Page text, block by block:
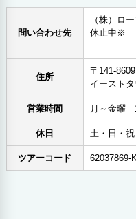
問い合わせ先
（株）ロ
休止中※
住所
〒141-
イースト
営業時間 月～金曜
休日 土・日・
ツアーコード 62037869-